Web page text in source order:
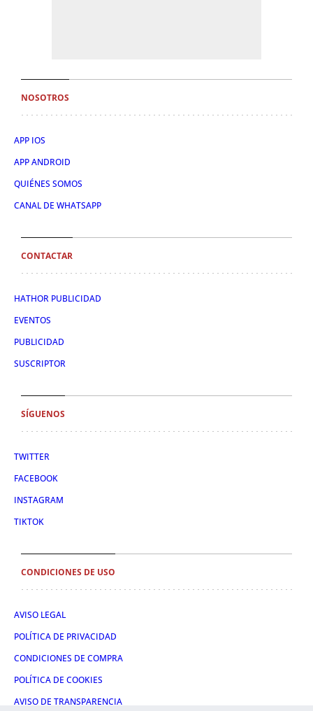
NOSOTROS
APP IOS
APP ANDROID
QUIÉNES SOMOS
CANAL DE WHATSAPP
CONTACTAR
HATHOR PUBLICIDAD
EVENTOS
PUBLICIDAD
SUSCRIPTOR
SÍGUENOS
TWITTER
FACEBOOK
INSTAGRAM
TIKTOK
CONDICIONES DE USO
AVISO LEGAL
POLÍTICA DE PRIVACIDAD
CONDICIONES DE COMPRA
POLÍTICA DE COOKIES
AVISO DE TRANSPARENCIA